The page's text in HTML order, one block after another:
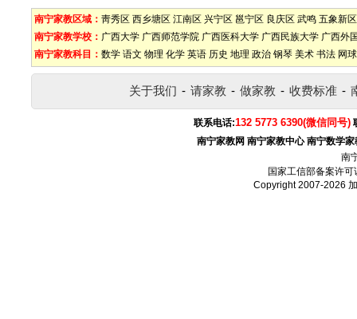
南宁家教区域： 靑秀区 西乡塘区 江南区 兴宁区 邕宁区 良庆区 武鸣 五象新区
南宁家教学校： 广西大学 广西师范学院 广西医科大学 广西民族大学 广西外
南宁家教科目： 数学 语文 物理 化学 英语 历史 地理 政治 钢琴 美术 书法 网球
关于我们 - 请家教 - 做家教 - 收费标准 -
联系电话:132 5773 6390(微信同号)
南宁家教网 南宁家教中心 南宁数学家
南
国家工信部备案许可
Copyright 2007-2026